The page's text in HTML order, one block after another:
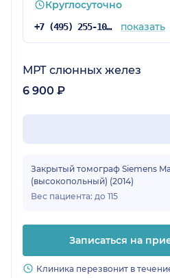
Круглосуточно
+7 (495) 255-10-78 показать
МРТ слюнных желез
6 900 ₽
Закрытый томограф Siemens
(высокопольный) (2014)
Вес пациента: до 115
Записаться на
Клиника перезвонит в